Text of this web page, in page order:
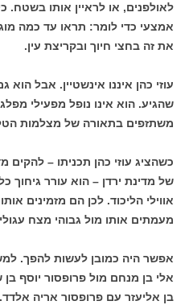
לאולפנים, או לראיין אותו בשטח.
אמצעי כדי לומר: תראו עד כמה
את זה בחצי חיוך ובקריצת עין.
עוזי כהן איננו אינשטיין. אבל
שהגיע. הוא אינו נופל מפעילי
משתזפים בתאורה של מצלמות
כשהציג עוזי כהן תכניתו – להקים
של מדינת ירדן – הוא עורר גיחוך
אווילי הליכוד. לכן הם מזמינים
מעמתים אותו מול גבוהי מצח
אפשר היה כמובן לעשות להפך.
אלי בן מנחם מול פרופסור יוסף
בן אליעזר עם פרופסור אריה אלדד.